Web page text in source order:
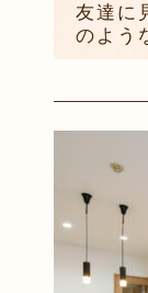
友達に
のよう